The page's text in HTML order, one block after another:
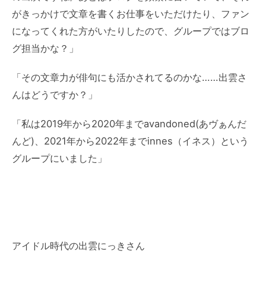
がきっかけで文章を書くお仕事をいただけたり、ファン
になってくれた方がいたりしたので、グループではブロ
グ担当かな？」
「その文章力が俳句にも活かされてるのかな……出雲さ
んはどうですか？」
「私は2019年から2020年までavandoned(あヴぁんだ
んど)、2021年から2022年までinnes（イネス）という
グループにいました」
アイドル時代の出雲にっきさん